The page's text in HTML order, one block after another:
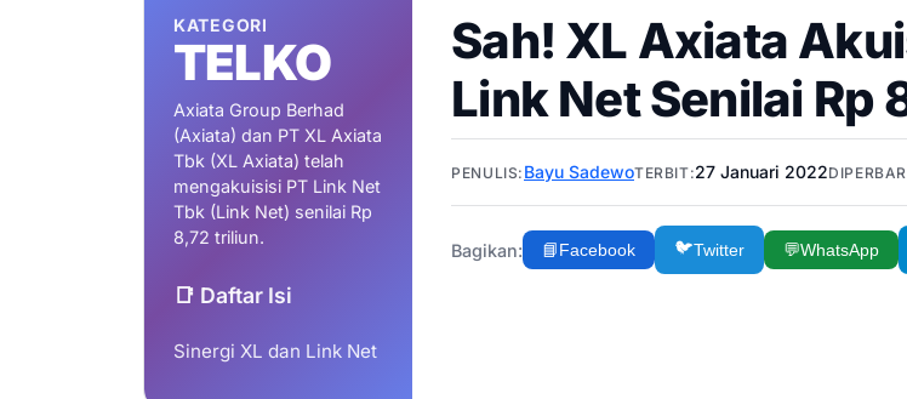
KATEGORI
TELKO
Axiata Group Berhad
(Axiata) dan PT XL Axiata
Tbk (XL Axiata) telah
mengakuisisi PT Link Net
Tbk (Link Net) senilai Rp
8,72 triliun.
📑 Daftar Isi
Sinergi XL dan Link Net
Sah! XL Axiata
Link Net Senilai Rp
PENULIS: Bayu SadewoTERBIT:27 Januari 2022
Bagikan: 📘Facebook 🐦Twitter 💬WhatsApp